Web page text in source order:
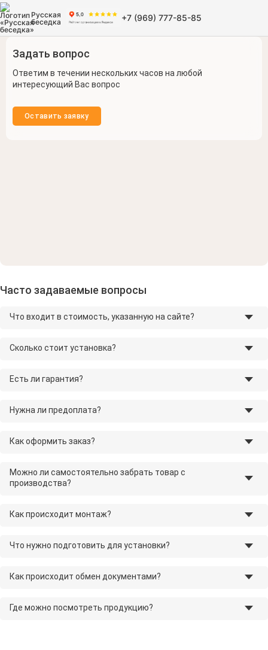
Русская
беседка
+7 (969) 777-85-85
Задать вопрос
Ответим в течении нескольких часов на любой
интересующий Вас вопрос
Оставить заявку
Часто задаваемые вопросы
Что входит в стоимость, указанную на сайте?
Сколько стоит установка?
Есть ли гарантия?
Нужна ли предоплата?
Как оформить заказ?
Можно ли самостоятельно забрать товар с
производства?
Как происходит монтаж?
Что нужно подготовить для установки?
Как происходит обмен документами?
Где можно посмотреть продукцию?